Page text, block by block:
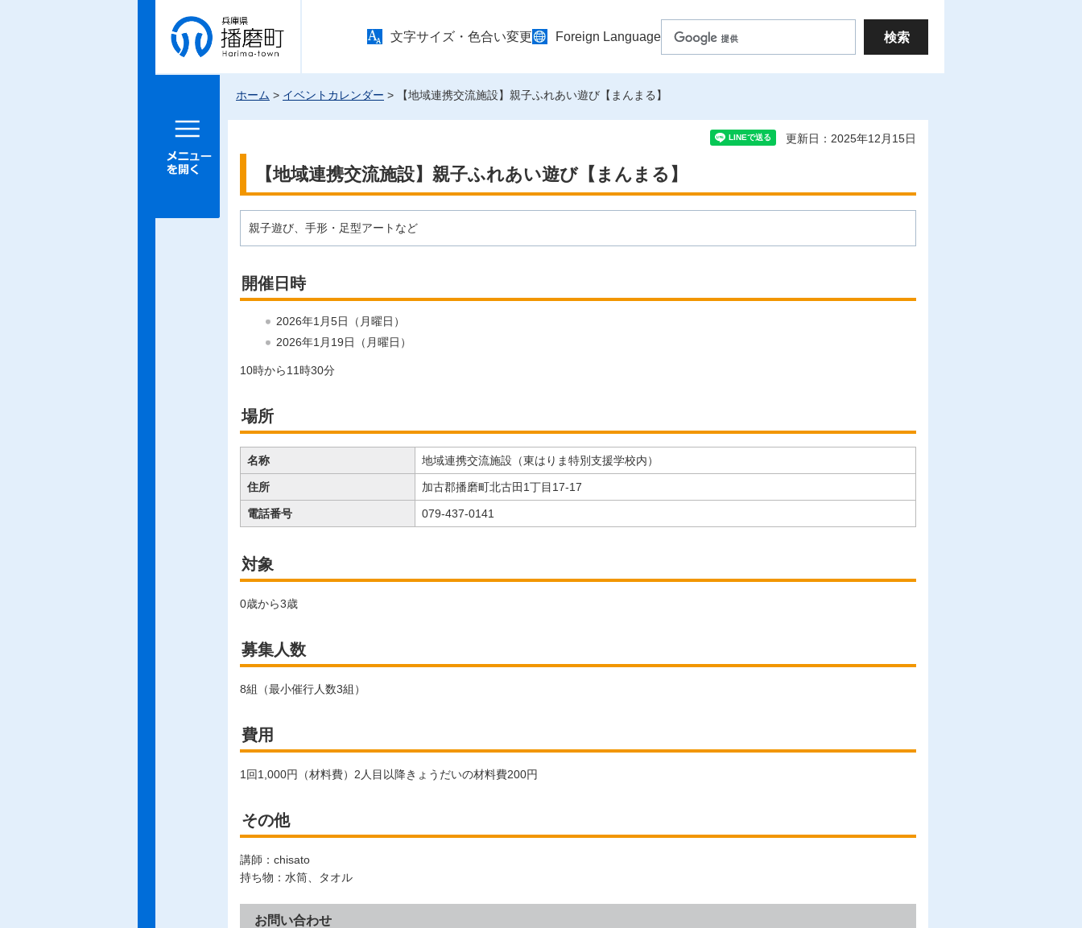
兵庫県 播
磨町
文字サイズ・色合い変更 Foreign Language
メニュー
ホーム > イベントカレンダー > 【地域連携交流施設】親子ふれあい遊び【まんまる】
更新日：2025年12月15日
【地域連携交流施設】親子ふれあい遊び【まんまる】
親子遊び、手形・足型アートなど
開催日時
2026年1月5日（月曜日）
2026年1月19日（月曜日）
10時から11時30分
場所
名称 地域連携交流施設（東はりま特別支援学校内）
住所 加古郡播磨町北古田1丁目17-17
電話番号 079-437-0141
対象
0歳から3歳
募集人数
8組（最小催行人数3組）
費用
1回1,000円（材料費）2人目以降きょうだいの材料費200円
その他
講師：chisato
持ち物：水筒、タオル
お問い合わせ